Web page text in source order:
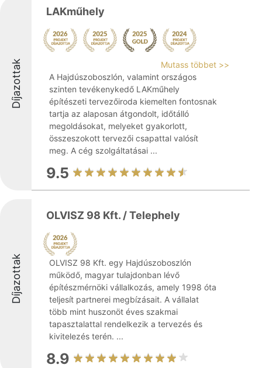
Díjazottak
LAKműhely
Mutass többet >>
A Hajdúszoboszlón, valamint országos
szinten tevékenykedő LAKműhely
építészeti tervezőiroda kiemelten fontosnak
tartja az alaposan átgondolt, időtálló
megoldásokat, melyeket gyakorlott,
összeszokott tervezői csapattal valósít
meg. A cég szolgáltatásai ...
9.5
Díjazottak
OLVISZ 98 Kft. / Telephely
OLVISZ 98 Kft. egy Hajdúszoboszlón
működő, magyar tulajdonban lévő
építészmérnöki vállalkozás, amely 1998 óta
teljesít partnerei megbízásait. A vállalat
több mint huszonöt éves szakmai
tapasztalattal rendelkezik a tervezés és
kivitelezés terén. ...
8.9